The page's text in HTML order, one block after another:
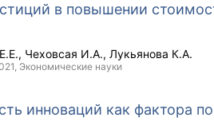
в повышении
Чеховсая И.А. Лукьянова К.А.
, Экономические науки
инноваций как фактора